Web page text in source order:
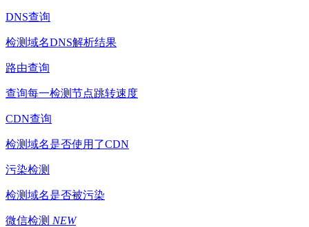
DNS查询
检测域名DNS解析结果
路由查询
查询每一检测节点跳转速度
CDN查询
检测域名是否使用了CDN
污染检测
检测域名是否被污染
微信检测 NEW